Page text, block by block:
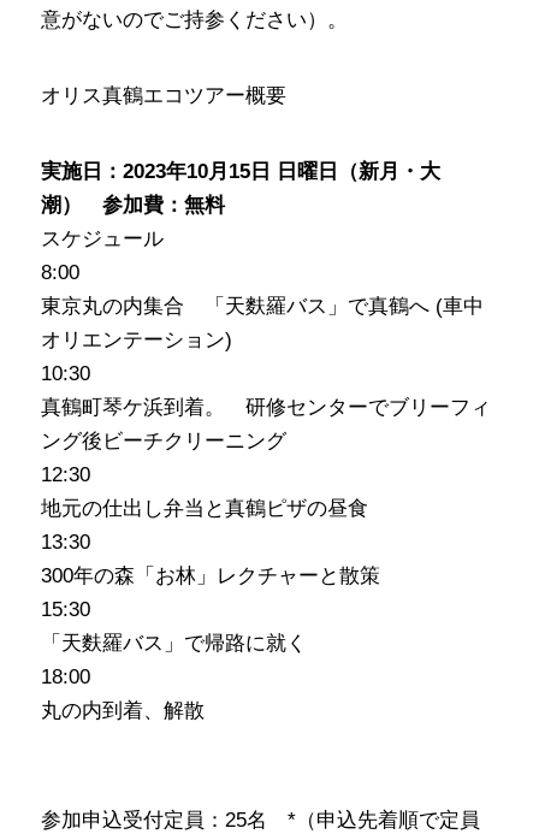
意がないのでご持参ください）。
オリス真鶴エコツアー概要
実施日：2023年10月15日 日曜日（新月・大
潮） 参加費：無料
スケジュール
8:00
東京丸の内集合 「天麩羅バス」で真鶴へ (車中
オリエンテーション)
10:30
真鶴町琴ケ浜到着。 研修センターでブリーフィ
ング後ビーチクリーニング
12:30
地元の仕出し弁当と真鶴ピザの昼食
13:30
300年の森「お林」レクチャーと散策
15:30
「天麩羅バス」で帰路に就く
18:00
丸の内到着、解散
参加申込受付定員：25名 *（申込先着順で定員